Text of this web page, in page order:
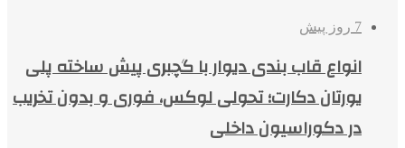
7 روز پیش
انواع قاب بندی دیوار با گچبری پیش ساخته پلی
یورتان دکارت؛ تحولی لوکس، فوری و بدون تخریب
در دکوراسیون داخلی